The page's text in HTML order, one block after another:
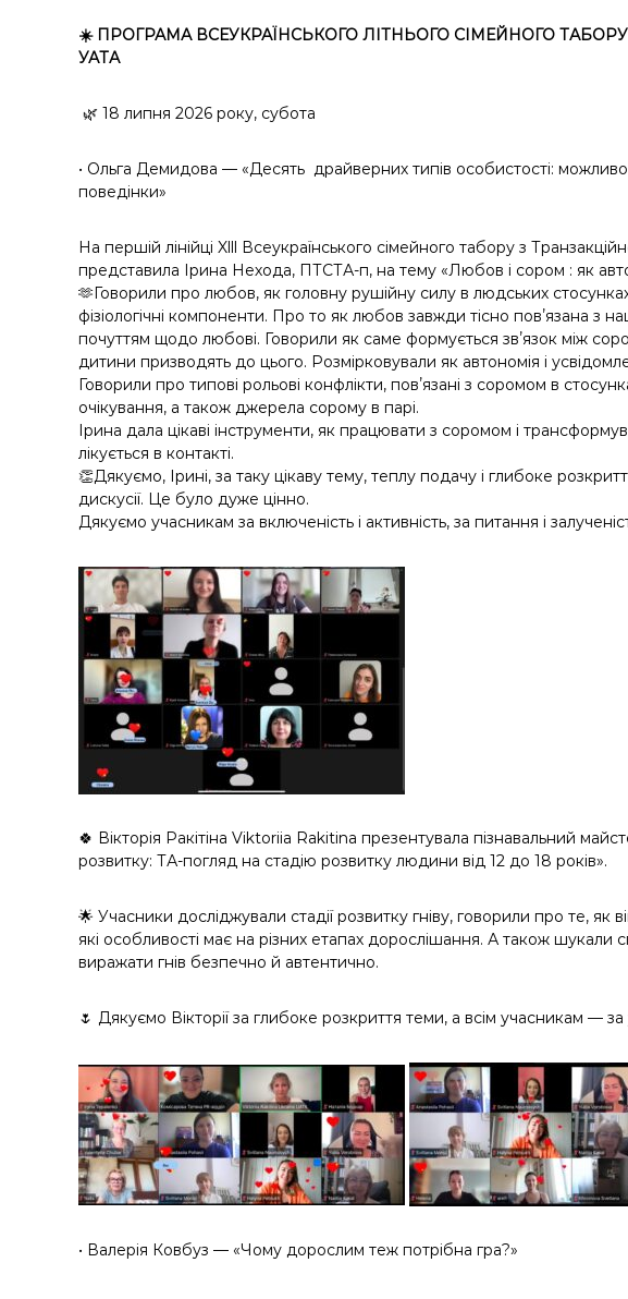
☀️ ПРОГРАМА ВСЕУКРАЇНСЬКОГО ЛІТНЬОГО СІМЕЙНОГО
УАТА
🌿 18 липня 2026 року, субота
• Ольга Демидова — «Десять драйверних типів особистості:
поведінки»
На першій лінійці Xlll Всеукраїнського сімейного табору з
представила Ірина Нехода, ПТСТА-п, на тему «Любов і сором : як
🫶Говорили про любов, як головну рушійну силу в людських
фізіологічні компоненти. Про то як любов завжди тісно повʼязана з
почуттям щодо любові. Говорили як саме формується звʼязок між
дитини призводять до цього. Розмірковували як автономія і
Говорили про типові рольові конфлікти, повʼязані з соромом в
очікування, а також джерела сорому в парі.
Ірина дала цікаві інструменти, як працювати з соромом і
лікується в контакті.
👏Дякуємо, Ірині, за таку цікаву тему, теплу подачу і глибоке
дискусії. Це було дуже цінно.
Дякуємо учасникам за включеність і активність, за питання і
🍀 Вікторія Ракітіна Viktoriia Rakitina презентувала пізнавальний
розвитку: ТА-погляд на стадію розвитку людини від 12 до 18 років».
🌟 Учасники досліджували стадії розвитку гніву, говорили про те, як
які особливості має на різних етапах дорослішання. А також
виражати гнів безпечно й автентично.
🌷 Дякуємо Вікторії за глибоке розкриття теми, а всім учасникам — за
• Валерія Ковбуз — «Чому дорослим теж потрібна гра?»